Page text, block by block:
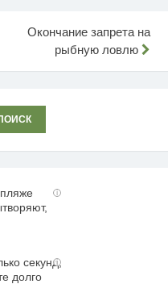
Окончание запрета на
рыбную ловлю
i
i
секунд,
долго